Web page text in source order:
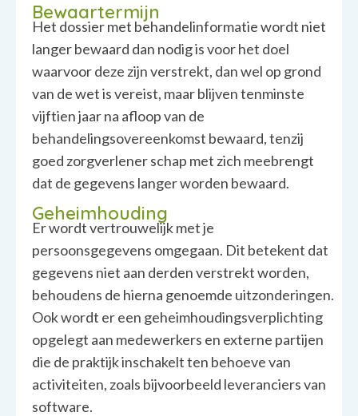
Bewaartermijn
Het dossier met behandelinformatie wordt niet
langer bewaard dan nodig is voor het doel
waarvoor deze zijn verstrekt, dan wel op grond
van de wet is vereist, maar blijven tenminste
vijftien jaar na afloop van de
behandelingsovereenkomst bewaard, tenzij
goed zorgverlener schap met zich meebrengt
dat de gegevens langer worden bewaard.
Geheimhouding
Er wordt vertrouwelijk met je
persoonsgegevens omgegaan. Dit betekent dat
gegevens niet aan derden verstrekt worden,
behoudens de hierna genoemde uitzonderingen.
Ook wordt er een geheimhoudingsverplichting
opgelegt aan medewerkers en externe partijen
die de praktijk inschakelt ten behoeve van
activiteiten, zoals bijvoorbeeld leveranciers van
software.